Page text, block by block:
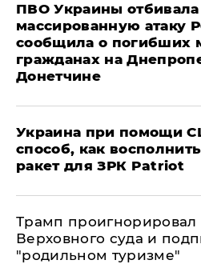
ПВО Украины отбивала
массированную атаку
сообщила о погибших
гражданах на
Донетчине
Украина при помощи
способ, как
ракет для ЗРК Patriot
Трамп
Верховного суда и
"родильном туризме"